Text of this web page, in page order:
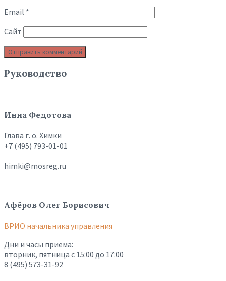
Email *
Сайт
Руководство
Инна Федотова
Глава г. о. Химки
+7 (495) 793-01-01
himki@mosreg.ru
Афёров Олег Борисович
ВРИО начальника управления
Дни и часы приема:
вторник, пятница с 15:00 до 17:00
8 (495) 573-31-92